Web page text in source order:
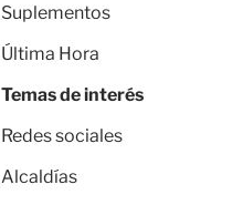
Suplementos
Última Hora
Temas de interés
Redes sociales
Alcaldías